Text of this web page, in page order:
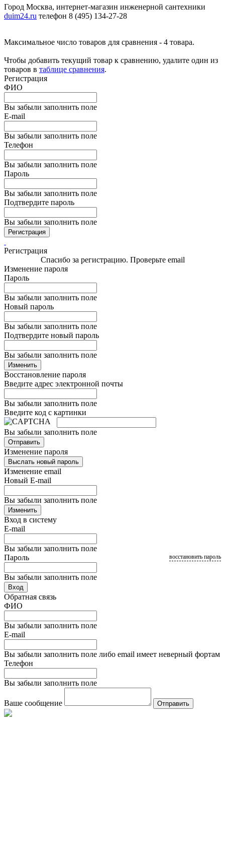
Город Москва, интернет-магазин инженерной сантехники
duim24.ru телефон 8 (495) 134-27-28
Максимальное число товаров для сравнения - 4 товара.
Чтобы добавить текущий товар к сравнению, удалите один из
товаров в таблице сравнения.
Регистрация
ФИО
Вы забыли заполнить поле
E-mail
Вы забыли заполнить поле
Телефон
Вы забыли заполнить поле
Пароль
Вы забыли заполнить поле
Подтвердите пароль
Вы забыли заполнить поле
Регистрация
Регистрация
Спасибо за регистрацию. Проверьте email
Изменение пароля
Пароль
Вы забыли заполнить поле
Новый пароль
Вы забыли заполнить поле
Подтвердите новый пароль
Вы забыли заполнить поле
Изменить
Восстановление пароля
Введите адрес электронной почты
Вы забыли заполнить поле
Введите код с картинки
Вы забыли заполнить поле
Отправить
Изменение пароля
Выслать новый пароль
Изменение email
Новый E-mail
Вы забыли заполнить поле
Изменить
Вход в систему
E-mail
Вы забыли заполнить поле
Пароль
Вы забыли заполнить поле
восстановить пароль
Вход
Обратная связь
ФИО
Вы забыли заполнить поле
E-mail
Вы забыли заполнить поле либо email имеет неверный фортам
Телефон
Вы забыли заполнить поле
Ваше сообщение Отправить